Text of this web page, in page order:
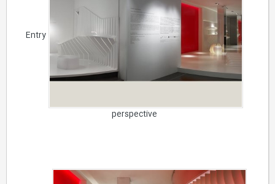
Entry
perspective